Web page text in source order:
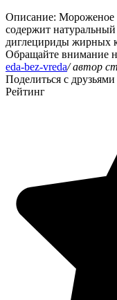
Описание: Мороженое
содержит
диглецириды жирных
Обращайте внимание
eda-bez-vreda/ автор
Поделиться с друзьями
Рейтинг